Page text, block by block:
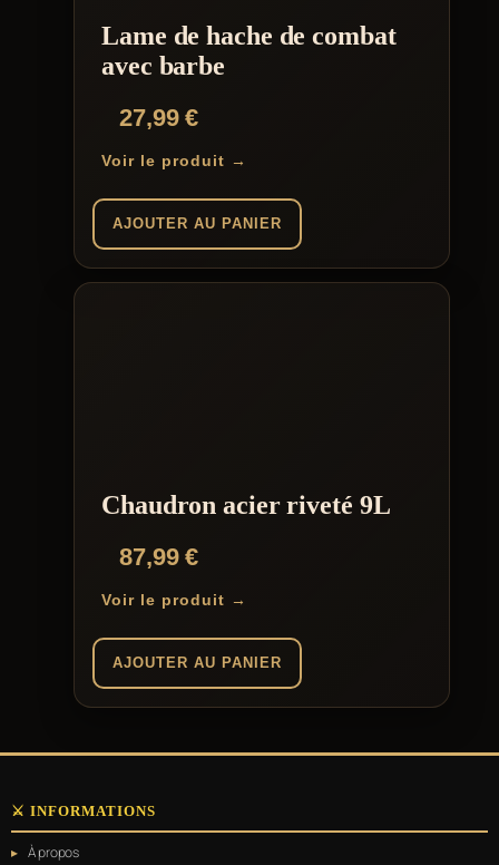
Lame de hache de combat
avec barbe
27,99€
Voir le produit →
AJOUTER AU PANIER
Chaudron acier riveté 9L
87,99€
Voir le produit →
AJOUTER AU PANIER
⚔️ INFORMATIONS
À propos